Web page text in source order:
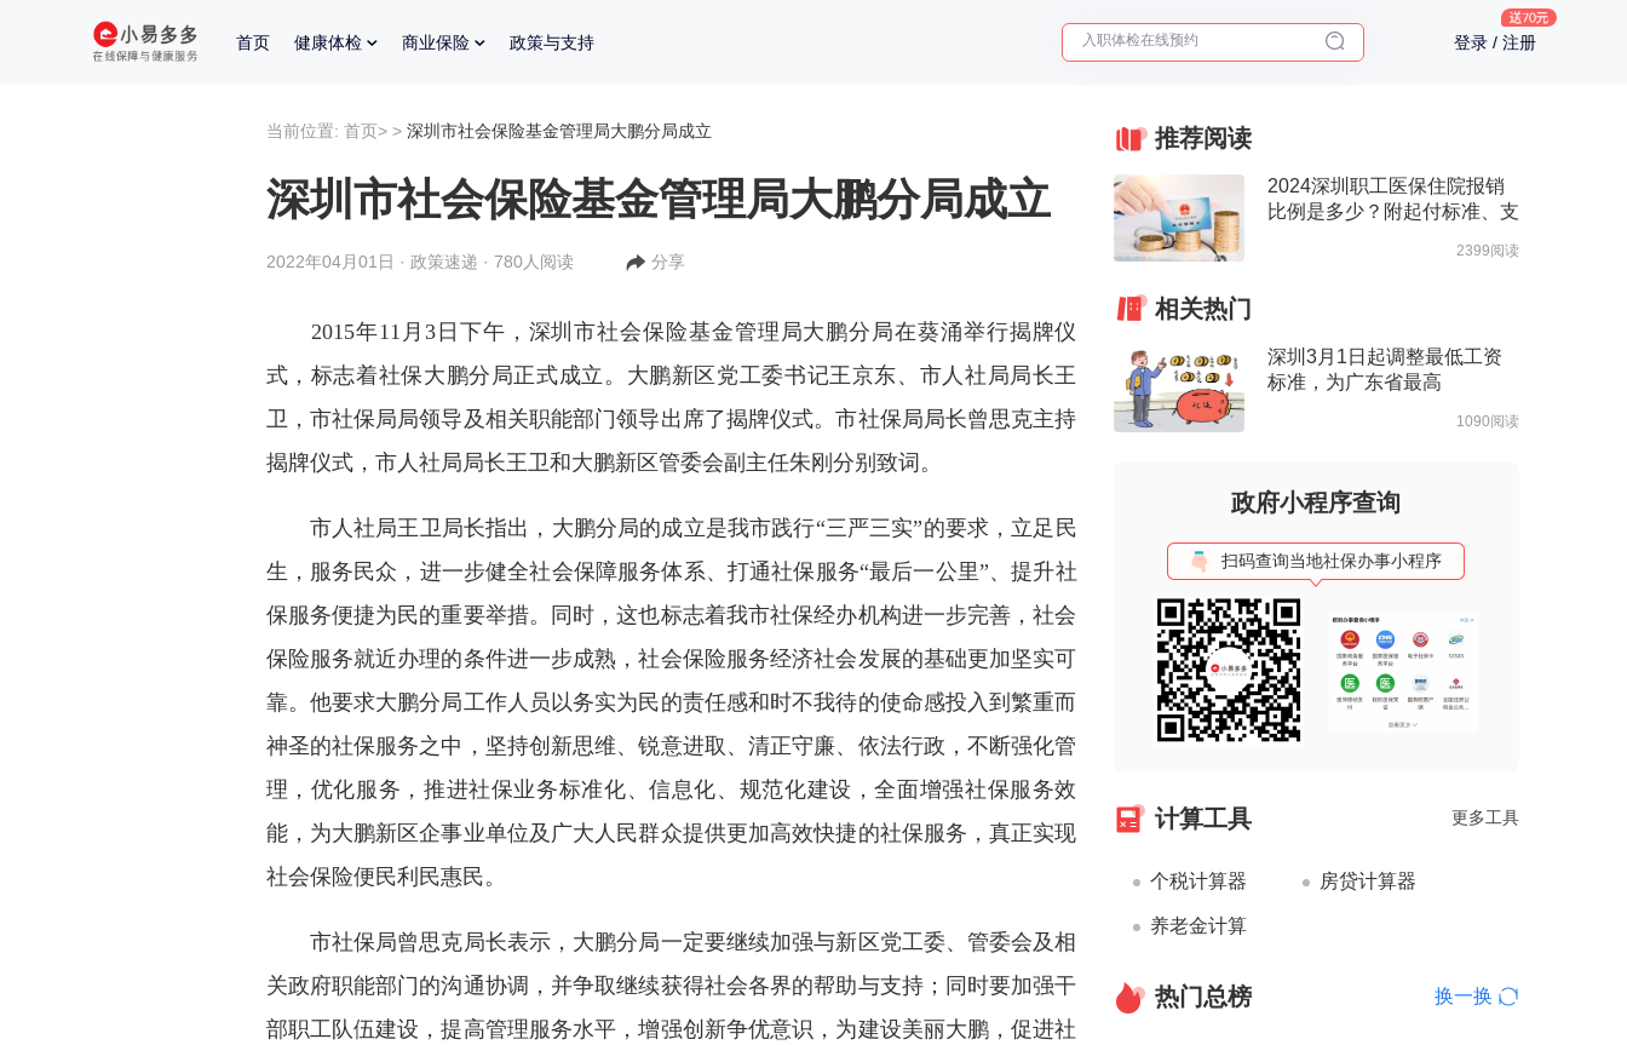
首页 健康体检 商业保险 政策与支持 2025年了，给父母预约体检
入职体检在线预约
2025年了，给父母预约体检
登录 / 注册
当前位置: 首页> > 深圳市社会保险基金管理局大鹏分局成立
深圳市社会保险基金管理局大鹏分局成立
2022年04月01日 · 政策速递 · 780人阅读 分享
2015年11月3日下午，深圳市社会保险基金管理局大鹏分局在葵涌举行揭牌仪
式，标志着社保大鹏分局正式成立。大鹏新区党工委书记王京东、市人社局局长王
卫，市社保局局领导及相关职能部门领导出席了揭牌仪式。市社保局局长曾思克主持
揭牌仪式，市人社局局长王卫和大鹏新区管委会副主任朱刚分别致词。
市人社局王卫局长指出，大鹏分局的成立是我市践行“三严三实”的要求，立足民
生，服务民众，进一步健全社会保障服务体系、打通社保服务“最后一公里”、提升社
保服务便捷为民的重要举措。同时，这也标志着我市社保经办机构进一步完善，社会
保险服务就近办理的条件进一步成熟，社会保险服务经济社会发展的基础更加坚实可
靠。他要求大鹏分局工作人员以务实为民的责任感和时不我待的使命感投入到繁重而
神圣的社保服务之中，坚持创新思维、锐意进取、清正守廉、依法行政，不断强化管
理，优化服务，推进社保业务标准化、信息化、规范化建设，全面增强社保服务效
能，为大鹏新区企事业单位及广大人民群众提供更加高效快捷的社保服务，真正实现
社会保险便民利民惠民。
市社保局曾思克局长表示，大鹏分局一定要继续加强与新区党工委、管委会及相
关政府职能部门的沟通协调，并争取继续获得社会各界的帮助与支持；同时要加强干
部职工队伍建设，提高管理服务水平，增强创新争优意识，为建设美丽大鹏，促进社
推荐阅读
2024深圳职工医保住院报销
比例是多少？附起付标准、支
2399阅读
相关热门
深圳3月1日起调整最低工资
标准，为广东省最高
1090阅读
政府小程序查询
扫码查询当地社保办事小程序
计算工具 更多工具
个税计算器 房贷计算器
养老金计算
热门总榜 换一换